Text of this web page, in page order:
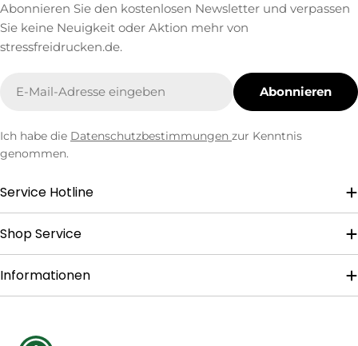
Service Hotline
Shop Service
Informationen
Abonnieren Sie den kostenlosen Newsletter und verpassen
Sie keine Neuigkeit oder Aktion mehr von
stressfreidrucken.de.
Mail
Abonnieren
Ich habe die Datenschutzbestimmungen zur Kenntnis
genommen.
Zahlungsmethoden